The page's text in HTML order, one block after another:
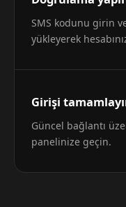
SMS kodunu girin
yükleyerek
Girişi
Güncel bağlantı
panelinize geçin.